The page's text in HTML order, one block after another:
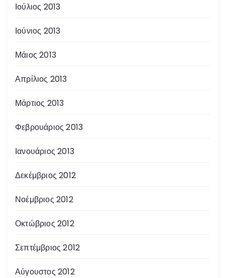
Ιούλιος 2013
Ιούνιος 2013
Μάιος 2013
Απρίλιος 2013
Μάρτιος 2013
Φεβρουάριος 2013
Ιανουάριος 2013
Δεκέμβριος 2012
Νοέμβριος 2012
Οκτώβριος 2012
Σεπτέμβριος 2012
Αύγουστος 2012